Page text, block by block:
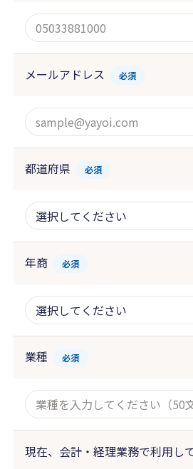
メールアドレス 必須
都道府県 必須
年商 必須
業種 必須
現在、会計・経理業務で利用し